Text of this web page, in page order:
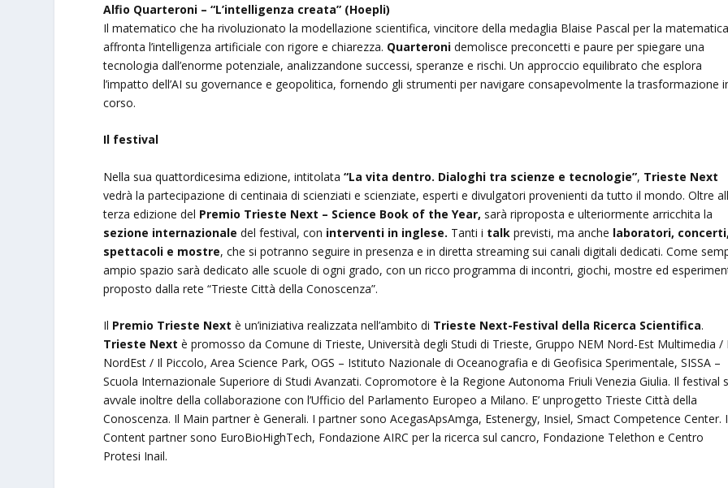
Alfio Quarteroni – “L’intelligenza creata” (Hoepli)
Il matematico che ha rivoluzionato la modellazione scientifica, vincitore della medaglia Blaise Pascal per la
affronta l’intelligenza artificiale con rigore e chiarezza. Quarteroni demolisce preconcetti e paure per spiegare una
tecnologia dall’enorme potenziale, analizzandone successi, speranze e rischi. Un approccio equilibrato che esplora
l’impatto dell’AI su governance e geopolitica, fornendo gli strumenti per navigare consapevolmente la trasformazione
corso.
Il festival
Nella sua quattordicesima edizione, intitolata“La vita dentro. Dialoghi tra scienze e tecnologie”, Trieste Next
vedrà la partecipazione di centinaia di scienziati e scienziate, esperti e divulgatori provenienti da tutto il mondo. Oltre
terza edizione del Premio Trieste Next – Science Book of the Year, sarà riproposta e ulteriormente arricchita la
sezione internazionaledel festival, con interventi in inglese. Tanti i talkprevisti, ma anche laboratori, concerti,
spettacoli e mostre, che si potranno seguire in presenza e in diretta streaming sui canali digitali dedicati. Come
ampio spazio sarà dedicato alle scuole di ogni grado, con un ricco programma di incontri, giochi, mostre ed
proposto dalla rete “Trieste Città della Conoscenza”.
Il Premio Trieste Next è un’iniziativa realizzata nell’ambito di Trieste Next-Festival della Ricerca Scientifica.
Trieste Next è promosso da Comune di Trieste, Università degli Studi di Trieste, Gruppo NEM Nord-Est Multimedia /
NordEst / Il Piccolo, Area Science Park, OGS – Istituto Nazionale di Oceanografia e di Geofisica Sperimentale, SISSA –
Scuola Internazionale Superiore di Studi Avanzati. Copromotore è la Regione Autonoma Friuli Venezia Giulia. Il festival
avvale inoltre della collaborazione con l’Ufficio del Parlamento Europeo a Milano. E’ unprogetto Trieste Città della
Conoscenza. Il Main partner è Generali. I partner sono AcegasApsAmga, Estenergy, Insiel, Smact Competence Center. I
Content partner sono EuroBioHighTech, Fondazione AIRC per la ricerca sul cancro, Fondazione Telethon e Centro
Protesi Inail.